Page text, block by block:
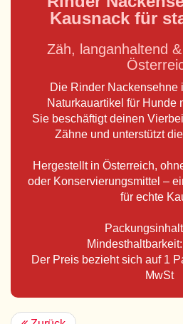
Kausnack für
Zäh, langanhaltend
Die Rinder Nackensehne
Naturkauartikel für Hunde
Sie beschäftigt deinen
Zähne und unterstützt
Hergestellt in Österreich,
oder Konservierungsmittel –
für echte
Der Preis bezieht sich auf 1
MwSt